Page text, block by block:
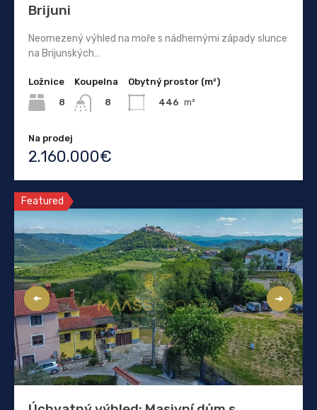
Brijuni
Neomezený výhled na moře s nádhernými západy slunce
na Brijunských…
Ložnice
8
Koupelna
8
Obytný prostor (m²)
446 m²
Na prodej
2.160.000€
Featured